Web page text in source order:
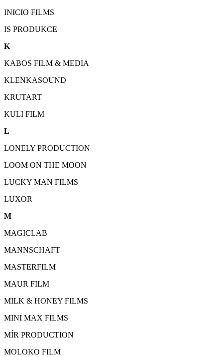
INICIO FILMS
IS PRODUKCE
K
KABOS FILM & MEDIA
KLENKASOUND
KRUTART
KULI FILM
L
LONELY PRODUCTION
LOOM ON THE MOON
LUCKY MAN FILMS
LUXOR
M
MAGICLAB
MANNSCHAFT
MASTERFILM
MAUR FILM
MILK & HONEY FILMS
MINI MAX FILMS
MÍR PRODUCTION
MOLOKO FILM